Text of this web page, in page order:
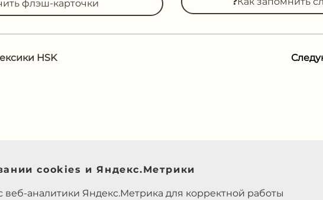
флэш-карточки
HSK
cookies и Яндекс.Метрики
аналитики Яндекс.Метрика для корректной работы